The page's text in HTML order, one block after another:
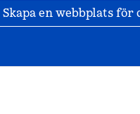
i ny flik
Skapa en webbplats för